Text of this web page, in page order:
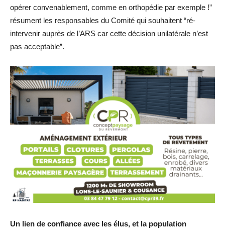
opérer convenablement, comme en orthopédie par exemple !”
résument les responsables du Comité qui souhaitent “ré-
intervenir auprès de l’ARS car cette décision unilatérale n’est
pas acceptable”.
Un lien de confiance avec les élus, et la population